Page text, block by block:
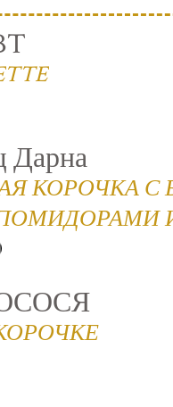
Дарна
КОРОЧКА